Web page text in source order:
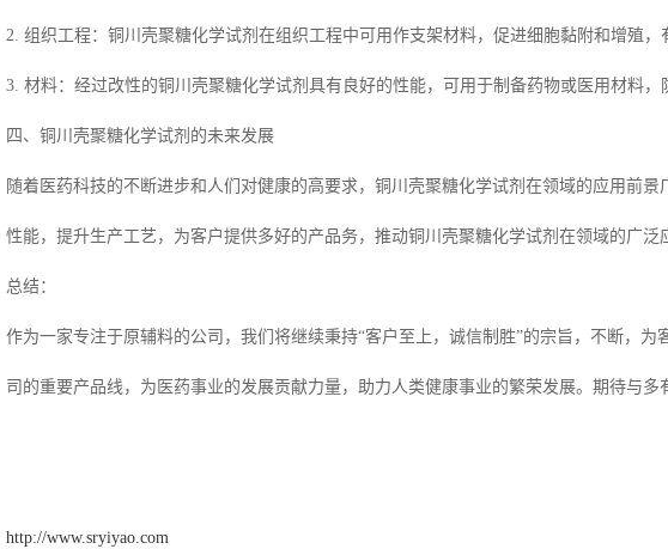
2. 组织工程：铜川壳聚糖化学试剂在组织工程中可用作支架材料，促进细胞黏附和增殖，
3. 材料：经过改性的铜川壳聚糖化学试剂具有良好的性能，可用于制备药物或医用材料，
四、铜川壳聚糖化学试剂的未来发展
随着医药科技的不断进步和人们对健康的高要求，铜川壳聚糖化学试剂在领域的应用前
性能，提升生产工艺，为客户提供多好的产品务，推动铜川壳聚糖化学试剂在领域的广泛
总结：
作为一家专注于原辅料的公司，我们将继续秉持“客户至上，诚信制胜”的宗旨，不断，
司的重要产品线，为医药事业的发展贡献力量，助力人类健康事业的繁荣发展。期待与多
http://www.sryiyao.com